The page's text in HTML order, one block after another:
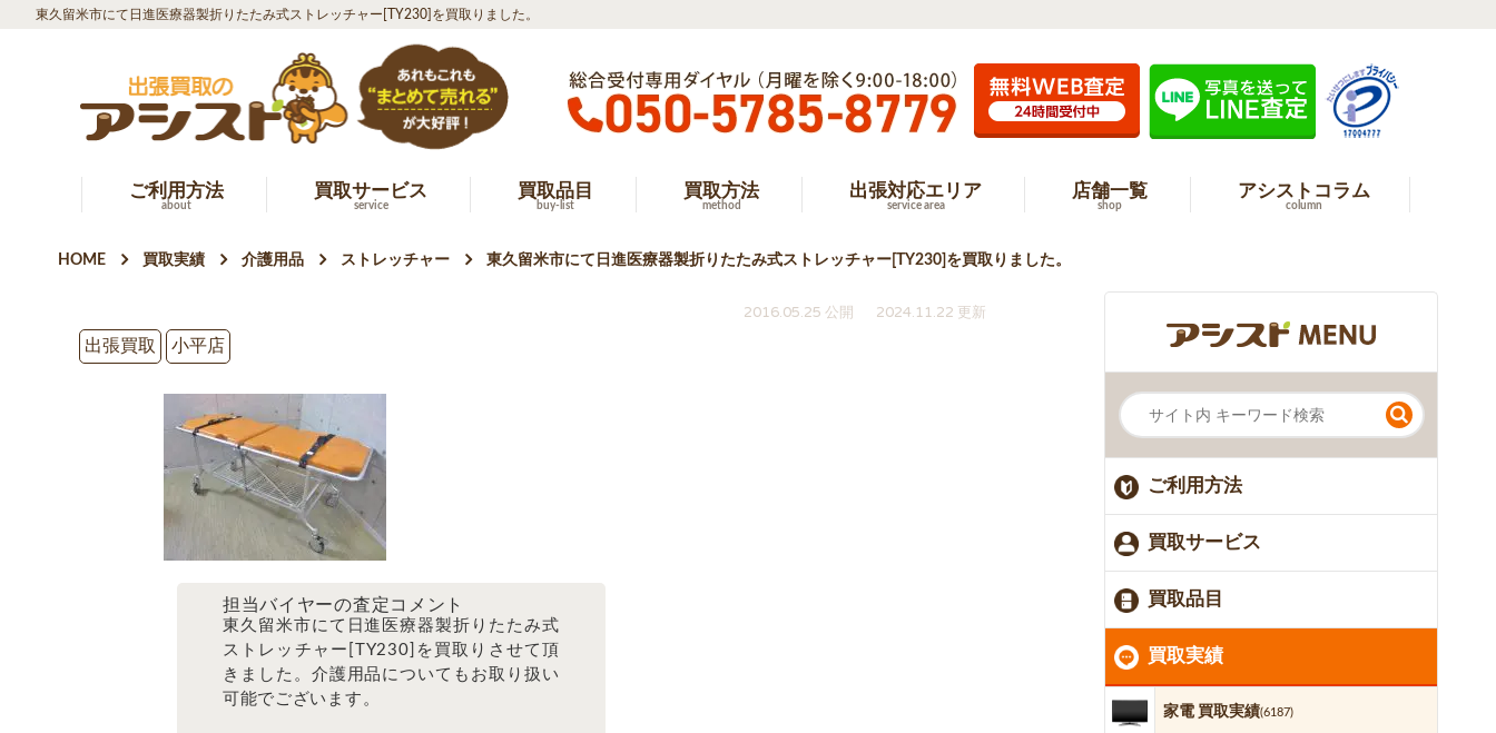
東久留米市にて日進医療器製折りたたみ式ストレッチャー[TY230]を買取りました。
ご利用方法
about
買取サービス
service
買取品目
buy-list
買取方法
method
出張対応エリア
service area
店舗一覧
shop
アシストコラム
column
HOME 買取実績 介護用品 ストレッチャー 東久留米市にて日進医療器製折りたたみ式ストレッチャー[TY230]を買取りました。
2016.05.25 公開
2024.11.22 更新
出張買取
小平店
担当バイヤーの査定コメント
東久留米市にて日進医療器製折りたたみ式
ストレッチャー[TY230]を買取りさせて頂
きました。介護用品についてもお取り扱い
可能でございます。
ご利用方法
買取サービス
買取品目
買取実績
家電 買取実績(6187)